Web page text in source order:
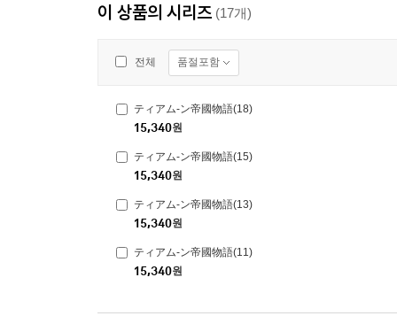
이 상품의 시리즈 (17개)
전체 품절포함
ティアム-ン帝國物語(18)
15,340원
ティアム-ン帝國物語(15)
15,340원
ティアム-ン帝國物語(13)
15,340원
ティアム-ン帝國物語(11)
15,340원